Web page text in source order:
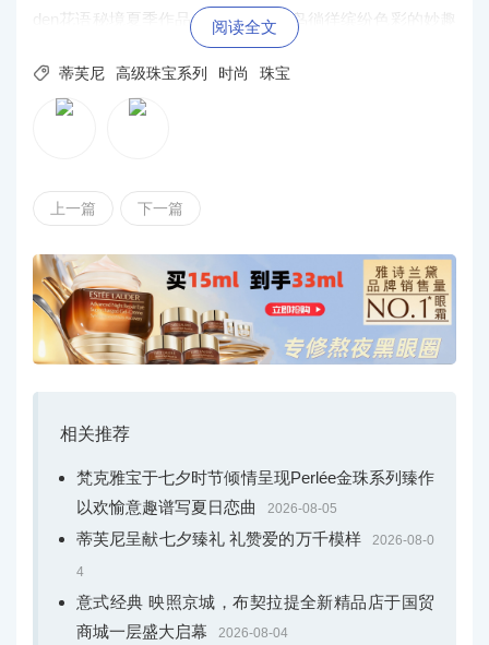
den花语秘境夏季作品，生动演绎小鸟徜徉缤纷色彩的妙趣
景致。由黄金、钻石与铂金编织而成的鸟巢造型层次分
明，构筑强烈视觉反差。这一设计亦呼应黄金编织工艺的
柔韧美感，灵动线条打造富有几何张力、流光溢彩的珠宝
繁花炽影（Blossom）主题以浓郁色彩铺陈热带盛景，勾勒
气韵。”
此次夏季作品，定格万物盛放的绚烂瞬间。每个主题
均以繁复立体的珠宝设计映衬华美彩宝，让自然的律动与
蕴。
阅读全文
 蒂芙尼 高级珠宝系列 时尚 珠宝
上一篇 下一篇
相关推荐
梵克雅宝于七夕时节倾情呈现Perlée金珠系列臻作
以欢愉意趣谱写夏日恋曲
2026-08-05
蒂芙尼呈献七夕臻礼 礼赞爱的万千模样 2026-08-0
4
意式经典 映照京城，布契拉提全新精品店于国贸
商城一层盛大启幕
2026-08-04